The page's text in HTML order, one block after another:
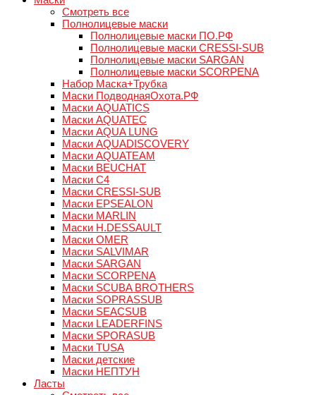
Смотреть все
Полнолицевые маски
Полнолицевые маски ПО.РФ
Полнолицевые маски CRESSI-SUB
Полнолицевые маски SARGAN
Полнолицевые маски SCORPENA
Набор Маска+Трубка
Маски ПодводнаяОхота.РФ
Маски AQUATICS
Маски AQUATEC
Маски AQUA LUNG
Маски AQUADISCOVERY
Маски AQUATEAM
Маски BEUCHAT
Маски C4
Маски CRESSI-SUB
Маски EPSEALON
Маски MARLIN
Маски H.DESSAULT
Маски OMER
Маски SALVIMAR
Маски SARGAN
Маски SCORPENA
Маски SCUBA BROTHERS
Маски SOPRASSUB
Маски SEACSUB
Маски LEADERFINS
Маски SPORASUB
Маски TUSA
Маски детские
Маски НЕПТУН
Ласты